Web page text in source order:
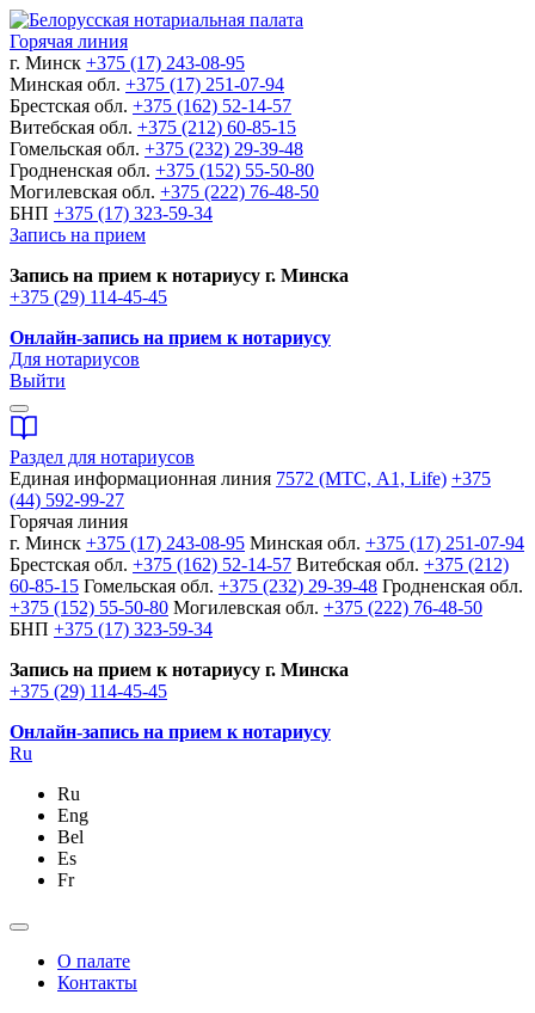
Горячая линия
г. Минск +375 (17) 243-08-95
Минская обл. +375 (17) 251-07-94
Брестская обл. +375 (162) 52-14-57
Витебская обл. +375 (212) 60-85-15
Гомельская обл. +375 (232) 29-39-48
Гродненская обл. +375 (152) 55-50-80
Могилевская обл. +375 (222) 76-48-50
БНП +375 (17) 323-59-34
Запись на прием
Запись на прием к нотариусу г. Минска
+375 (29) 114-45-45
Онлайн-запись на прием к нотариусу
Для нотариусов
Выйти
Раздел для нотариусов
Единая информационная линия 7572 (МТС, A1, Life) +375
(44) 592-99-27
Горячая линия
г. Минск +375 (17) 243-08-95 Минская обл. +375 (17) 251-07-94
Брестская обл. +375 (162) 52-14-57 Витебская обл. +375 (212)
60-85-15 Гомельская обл. +375 (232) 29-39-48 Гродненская обл.
+375 (152) 55-50-80 Могилевская обл. +375 (222) 76-48-50
БНП +375 (17) 323-59-34
Запись на прием к нотариусу г. Минска
+375 (29) 114-45-45
Онлайн-запись на прием к нотариусу
Ru
Ru
Eng
Bel
Es
Fr
О палате
Контакты